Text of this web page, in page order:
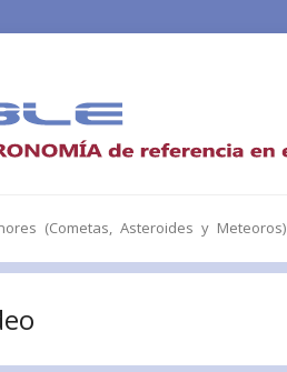
(Cometas, Asteroides y Meteoros)